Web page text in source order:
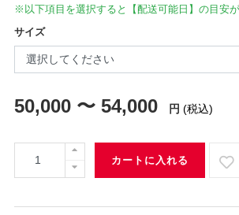
※以下項目を選択すると【配送可能日】の目安
サイズ
50,000 〜 54,000 円 (税込)
カートに入れる